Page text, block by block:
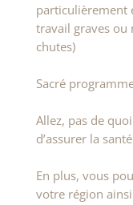
particulièrement
travail graves ou
chutes)
Sacré
Allez, pas de
d’assurer la
En plus, vous
votre région ainsi